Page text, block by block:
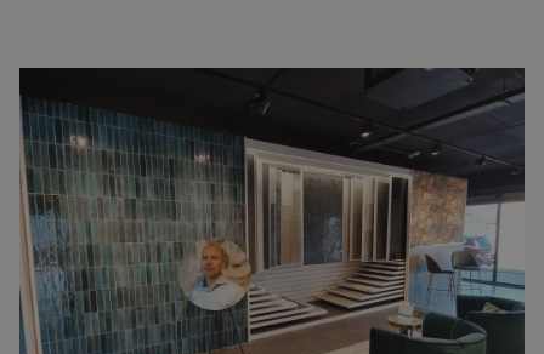
INTERESSE? NEEM VOOR MEER INFORMATIE
CONTACT OP.
Ron Vellekoop
Directeur
071 579 43 55
(Leiden)
010 202 15 15
(Capelle aan den IJssel)